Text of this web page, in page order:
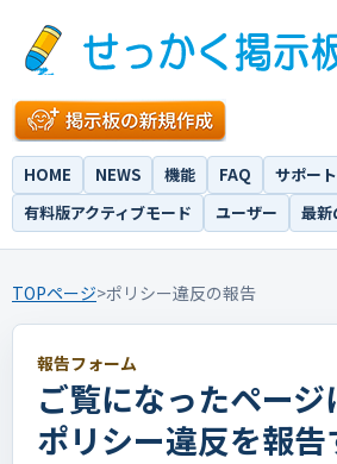
HOME NEWS 機能 FAQ サポート
有料版アクティブモード
ユーザー 最新
TOPページ>ポリシー違反の報告
報告フォーム
ご覧になったページ
ポリシー違反を報告